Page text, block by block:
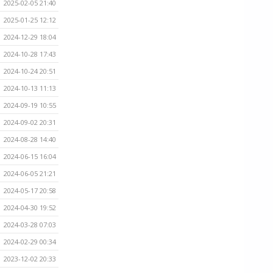
2025-02-05 21:40
2025-01-25 12:12
2024-12-29 18:04
2024-10-28 17:43
2024-10-24 20:51
2024-10-13 11:13
2024-09-19 10:55
2024-09-02 20:31
2024-08-28 14:40
2024-06-15 16:04
2024-06-05 21:21
2024-05-17 20:58
2024-04-30 19:52
2024-03-28 07:03
2024-02-29 00:34
2023-12-02 20:33